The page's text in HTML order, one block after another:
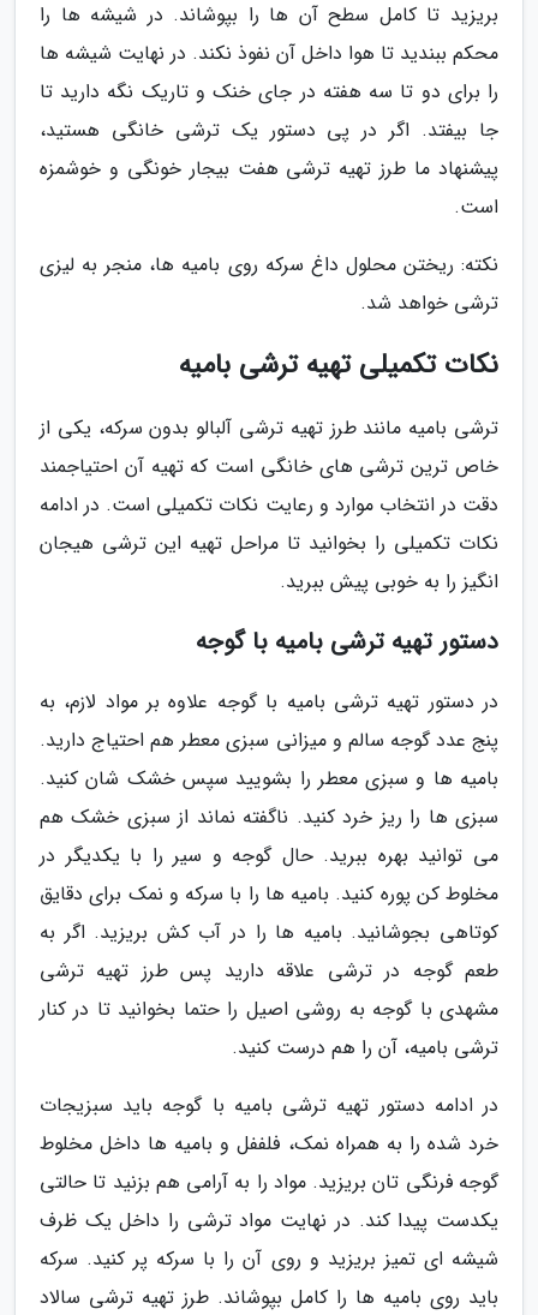
بریزید تا کامل سطح آن ها را بپوشاند. در شیشه ها را
محکم ببندید تا هوا داخل آن نفوذ نکند. در نهایت شیشه ها
را برای دو تا سه هفته در جای خنک و تاریک نگه دارید تا
جا بیفتد. اگر در پی دستور یک ترشی خانگی هستید،
پیشنهاد ما طرز تهیه ترشی هفت بیجار خونگی و خوشمزه
است.
نکته: ریختن محلول داغ سرکه روی بامیه ها، منجر به لیزی
ترشی خواهد شد.
نکات تکمیلی تهیه ترشی بامیه
ترشی بامیه مانند طرز تهیه ترشی آلبالو بدون سرکه، یکی از
خاص ترین ترشی های خانگی است که تهیه آن احتیاجمند
دقت در انتخاب موارد و رعایت نکات تکمیلی است. در ادامه
نکات تکمیلی را بخوانید تا مراحل تهیه این ترشی هیجان
انگیز را به خوبی پیش ببرید.
دستور تهیه ترشی بامیه با گوجه
در دستور تهیه ترشی بامیه با گوجه علاوه بر مواد لازم، به
پنج عدد گوجه سالم و میزانی سبزی معطر هم احتیاج دارید.
بامیه ها و سبزی معطر را بشویید سپس خشک شان کنید.
سبزی ها را ریز خرد کنید. ناگفته نماند از سبزی خشک هم
می توانید بهره ببرید. حال گوجه و سیر را با یکدیگر در
مخلوط کن پوره کنید. بامیه ها را با سرکه و نمک برای دقایق
کوتاهی بجوشانید. بامیه ها را در آب کش بریزید. اگر به
طعم گوجه در ترشی علاقه دارید پس طرز تهیه ترشی
مشهدی با گوجه به روشی اصیل را حتما بخوانید تا در کنار
ترشی بامیه، آن را هم درست کنید.
در ادامه دستور تهیه ترشی بامیه با گوجه باید سبزیجات
خرد شده را به همراه نمک، فلففل و بامیه ها داخل مخلوط
گوجه فرنگی تان بریزید. مواد را به آرامی هم بزنید تا حالتی
یکدست پیدا کند. در نهایت مواد ترشی را داخل یک ظرف
شیشه ای تمیز بریزید و روی آن را با سرکه پر کنید. سرکه
باید روی بامیه ها را کامل بپوشاند. طرز تهیه ترشی سالاد